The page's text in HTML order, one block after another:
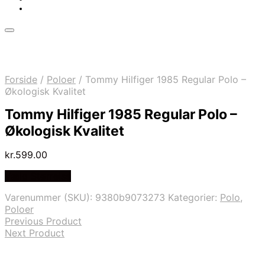
Forside / Poloer / Tommy Hilfiger 1985 Regular Polo –
Økologisk Kvalitet
Tommy Hilfiger 1985 Regular Polo –
Økologisk Kvalitet
kr.599.00
Varenummer (SKU): 9380b9073273 Kategorier: Polo,
Poloer
Previous Product
Next Product